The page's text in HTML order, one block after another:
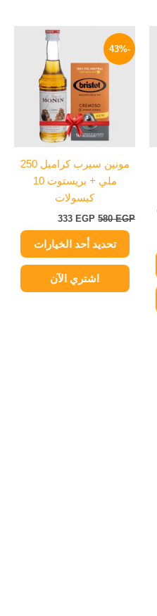
-43%
مونين سيرب كراميل 250
ملي + بريستوت 10
كبسولات
580EGP
580 EGP.
333 EGP
السعر
الحالي
هو:
333 EGP.
تحديد أحد الخيارات
هناك
العديد
من
الأشكال
المختلفة
اختيار
الخيارات
صفحة
المنتج
اشتري الآن